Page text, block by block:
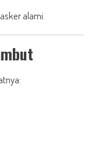
alami.